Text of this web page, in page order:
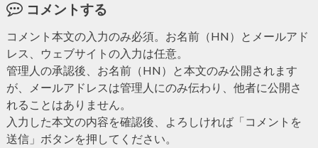
コメントする
コメント本文の入力のみ必須。お名前（HN）とメールアド
レス、ウェブサイトの入力は任意。
管理人の承認後、お名前（HN）と本文のみ公開されます
が、メールアドレスは管理人にのみ伝わり、他者に公開さ
れることはありません。
入力した本文の内容を確認後、よろしければ「コメントを
送信」ボタンを押してください。